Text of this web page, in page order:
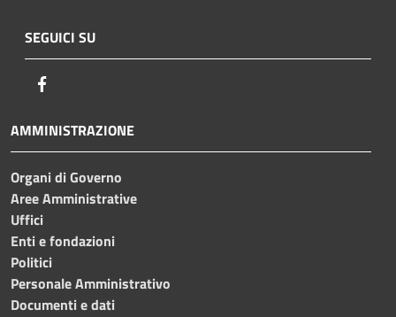
SEGUICI SU
AMMINISTRAZIONE
Organi di Governo
Aree Amministrative
Uffici
Enti e fondazioni
Politici
Personale Amministrativo
Documenti e dati